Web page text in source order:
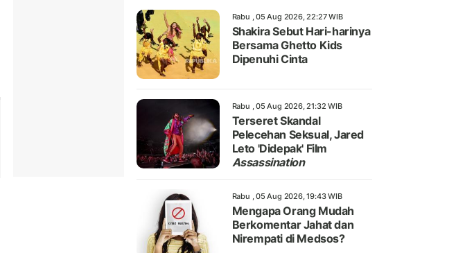
Rabu , 05 Aug 2026, 22:27 WIB
Shakira Sebut Hari-harinya
Bersama Ghetto Kids
Dipenuhi Cinta
Rabu , 05 Aug 2026, 21:32 WIB
Terseret Skandal
Pelecehan Seksual, Jared
Leto 'Didepak' Film
Assassination
Rabu , 05 Aug 2026, 19:43 WIB
Mengapa Orang Mudah
Berkomentar Jahat dan
Nirempati di Medsos?